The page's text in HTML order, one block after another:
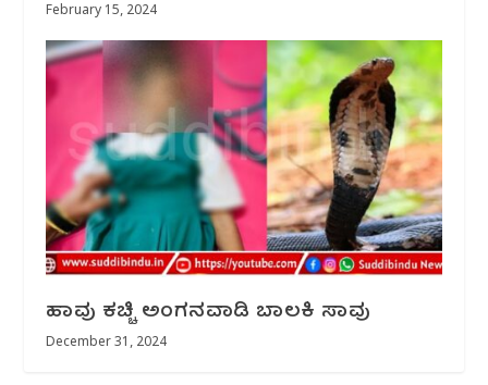
February 15, 2024
ಹಾವು ಕಚ್ಚಿ ಅಂಗನವಾಡಿ ಬಾಲಕಿ ಸಾವು
December 31, 2024